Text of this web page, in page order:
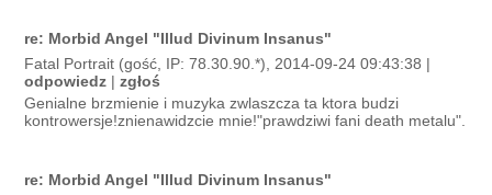
re: Morbid Angel "Illud Divinum Insanus"
Fatal Portrait (gość, IP: 78.30.90.*), 2014-09-24 09:43:38 |
odpowiedz |zgłoś
Genialne brzmienie i muzyka zwlaszcza ta ktora budzi
kontrowersje!znienawidzcie mnie!"prawdziwi fani death metalu".
re: Morbid Angel "Illud Divinum Insanus"